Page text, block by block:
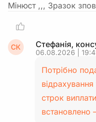
Мінюст ,,, Зразок
СК Стефанія,
06.08.2026 |
Потрібно
строк